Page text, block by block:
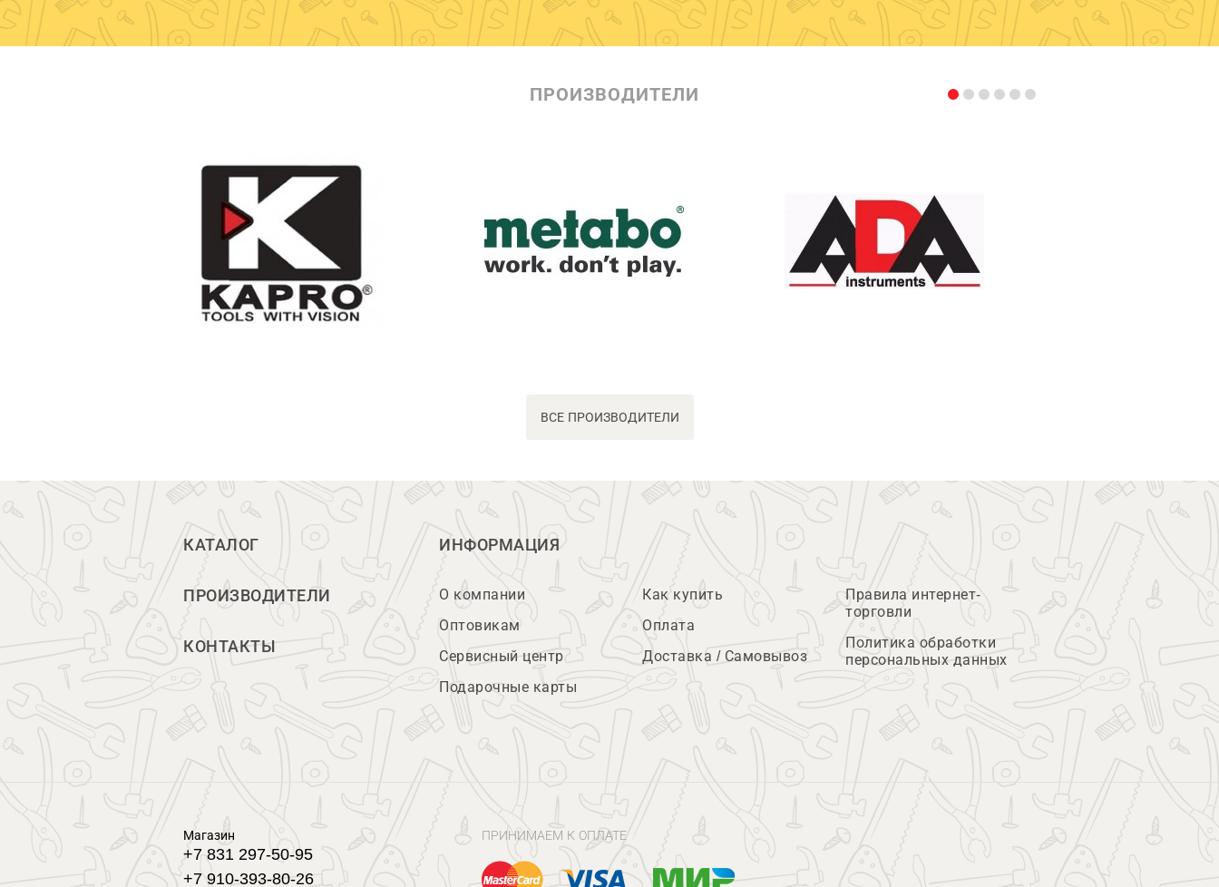
ПРОИЗВОДИТЕЛИ
ВСЕ ПРОИЗВОДИТЕЛИ
КАТАЛОГ
ПРОИЗВОДИТЕЛИ
КОНТАКТЫ
ИНФОРМАЦИЯ
О компании
Оптовикам
Сервисный центр
Подарочные карты
Как купить
Оплата
Доставка / Самовывоз
Правила интернет-
торговли
Политика обработки
персональных данных
Магазин
+7 831 297-50-95
+7 910-393-80-26
ПРИНИМАЕМ К ОПЛАТЕ